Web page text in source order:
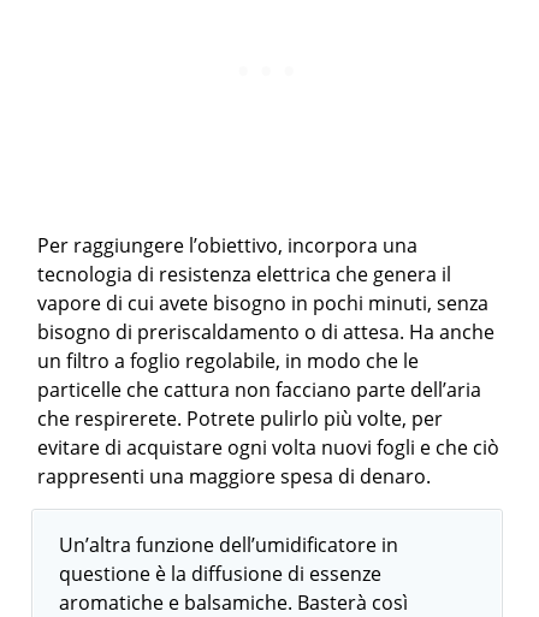
Per raggiungere l’obiettivo, incorpora una
tecnologia di resistenza elettrica che genera il
vapore di cui avete bisogno in pochi minuti, senza
bisogno di preriscaldamento o di attesa. Ha anche
un filtro a foglio regolabile, in modo che le
particelle che cattura non facciano parte dell’aria
che respirerete. Potrete pulirlo più volte, per
evitare di acquistare ogni volta nuovi fogli e che ciò
rappresenti una maggiore spesa di denaro.
Un’altra funzione dell’umidificatore in
questione è la diffusione di essenze
aromatiche e balsamiche. Basterà così